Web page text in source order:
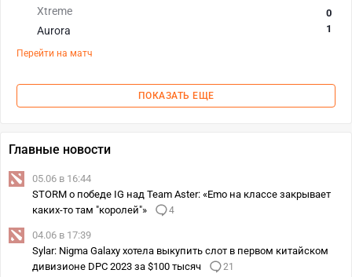
Xtreme
Aurora
0
1
Перейти на матч
ПОКАЗАТЬ ЕЩЕ
Главные новости
05.06 в 16:44
STORM о победе IG над Team Aster: «Emo на классе закрывает
каких-то там "королей"»
4
04.06 в 17:39
Sylar: Nigma Galaxy хотела выкупить слот в первом китайском
дивизионе DPC 2023 за $100 тысяч
21